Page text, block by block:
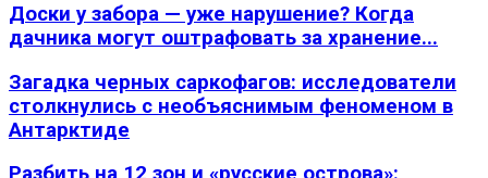
Доски у забора — уже нарушение? Когда
дачника могут оштрафовать за хранение...
Загадка черных саркофагов: исследователи
столкнулись с необъяснимым феноменом в
Антарктиде